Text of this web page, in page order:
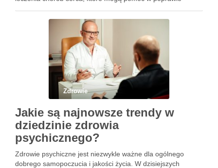
Zdrowie
Jakie są najnowsze trendy w
dziedzinie zdrowia
psychicznego?
Zdrowie psychiczne jest niezwykle ważne dla ogólnego
dobrego samopoczucia i jakości życia. W dzisiejszych